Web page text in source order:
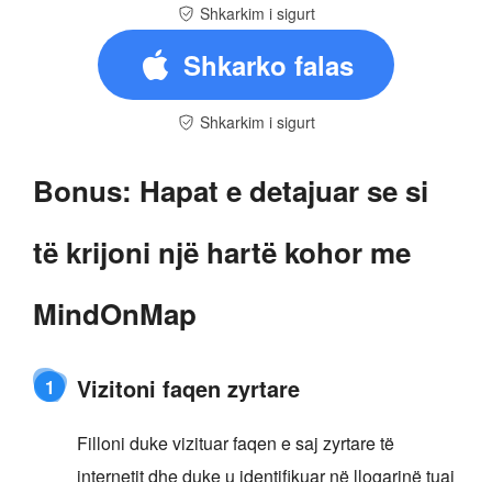
Shkarkim i sigurt
Shkarko falas
Shkarkim i sigurt
Bonus: Hapat e detajuar se si
të krijoni një hartë kohor me
MindOnMap
1 Vizitoni faqen zyrtare
Filloni duke vizituar faqen e saj zyrtare të
internetit dhe duke u identifikuar në llogarinë tuaj